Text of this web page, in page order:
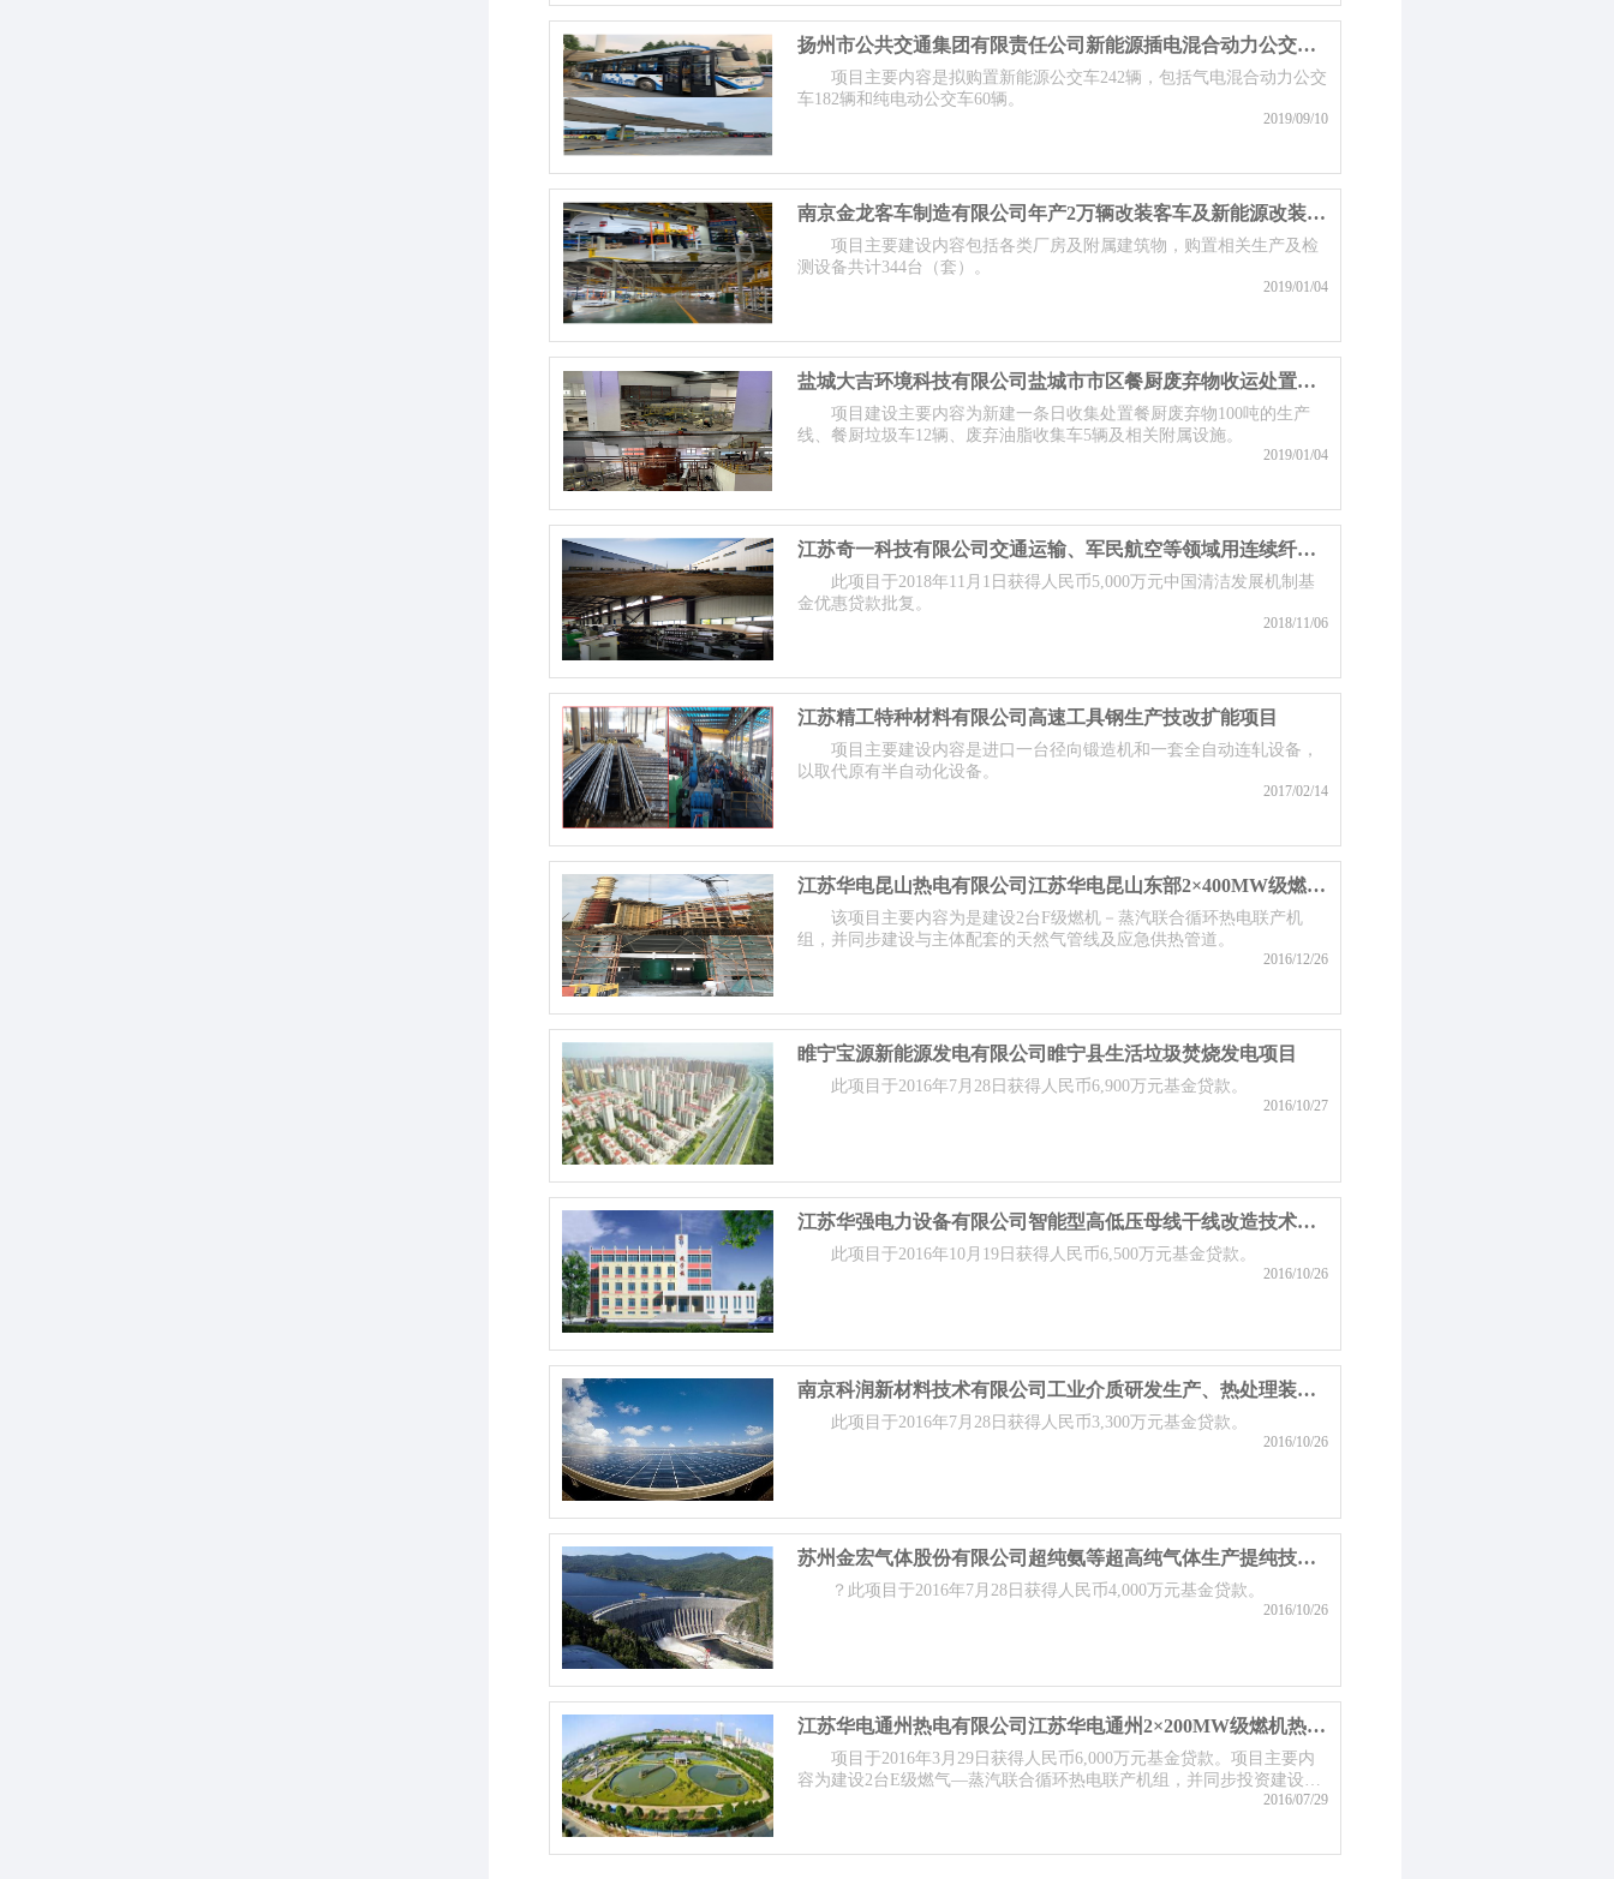
扬州市公共交通集团有限责任公司新能源插电混合动力公交车推广应用项目
项目主要内容是拟购置新能源公交车242辆，包括气电混合动力公交
车182辆和纯电动公交车60辆。
2019/09/10
南京金龙客车制造有限公司年产2万辆改装客车及新能源改装车搬迁改造项目（二期轻客部分）
项目主要建设内容包括各类厂房及附属建筑物，购置相关生产及检
测设备共计344台（套）。
2019/01/04
盐城大吉环境科技有限公司盐城市市区餐厨废弃物收运处置系统工程项目
项目建设主要内容为新建一条日收集处置餐厨废弃物100吨的生产
线、餐厨垃圾车12辆、废弃油脂收集车5辆及相关附属设施。
2019/01/04
江苏奇一科技有限公司交通运输、军民航空等领域用连续纤维增强热塑性复合材料生产线扩建项目获得中国清洁发展机制基金优惠贷款
此项目于2018年11月1日获得人民币5,000万元中国清洁发展机制基
金优惠贷款批复。
2018/11/06
江苏精工特种材料有限公司高速工具钢生产技改扩能项目
项目主要建设内容是进口一台径向锻造机和一套全自动连轧设备，
以取代原有半自动化设备。
2017/02/14
江苏华电昆山热电有限公司江苏华电昆山东部2×400MW级燃机热电联产项目
该项目主要内容为是建设2台F级燃机－蒸汽联合循环热电联产机
组，并同步建设与主体配套的天然气管线及应急供热管道。
2016/12/26
睢宁宝源新能源发电有限公司睢宁县生活垃圾焚烧发电项目
此项目于2016年7月28日获得人民币6,900万元基金贷款。
2016/10/27
江苏华强电力设备有限公司智能型高低压母线干线改造技术改造项目
此项目于2016年10月19日获得人民币6,500万元基金贷款。
2016/10/26
南京科润新材料技术有限公司工业介质研发生产、热处理装备制造及提供整体解决方案项目
此项目于2016年7月28日获得人民币3,300万元基金贷款。
2016/10/26
苏州金宏气体股份有限公司超纯氨等超高纯气体生产提纯技改项目
？此项目于2016年7月28日获得人民币4,000万元基金贷款。
2016/10/26
江苏华电通州热电有限公司江苏华电通州2×200MW级燃机热电联产项目
项目于2016年3月29日获得人民币6,000万元基金贷款。项目主要内
容为建设2台E级燃气—蒸汽联合循环热电联产机组，并同步投资建设与
2016/07/29